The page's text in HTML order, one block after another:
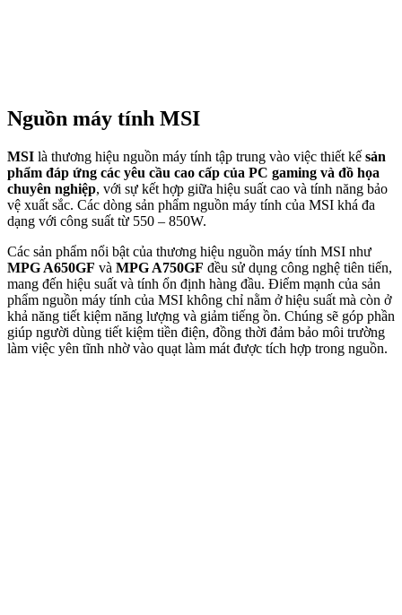
Nguồn máy tính MSI
MSI là thương hiệu nguồn máy tính tập trung vào việc thiết kế sản
phẩm đáp ứng các yêu cầu cao cấp của PC gaming và đồ họa
chuyên nghiệp, với sự kết hợp giữa hiệu suất cao và tính năng bảo
vệ xuất sắc. Các dòng sản phẩm nguồn máy tính của MSI khá đa
dạng với công suất từ 550 – 850W.
Các sản phẩm nổi bật của thương hiệu nguồn máy tính MSI như
MPG A650GF và MPG A750GF đều sử dụng công nghệ tiên tiến,
mang đến hiệu suất và tính ổn định hàng đầu. Điểm mạnh của sản
phẩm nguồn máy tính của MSI không chỉ nằm ở hiệu suất mà còn ở
khả năng tiết kiệm năng lượng và giảm tiếng ồn. Chúng sẽ góp phần
giúp người dùng tiết kiệm tiền điện, đồng thời đảm bảo môi trường
làm việc yên tĩnh nhờ vào quạt làm mát được tích hợp trong nguồn.